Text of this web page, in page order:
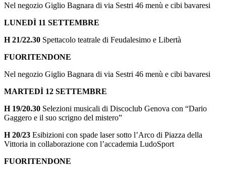
Nel negozio Giglio Bagnara di via Sestri 46 menù e cibi bavaresi
LUNEDÌ 11 SETTEMBRE
H 21/22.30 Spettacolo teatrale di Feudalesimo e Libertà
FUORITENDONE
Nel negozio Giglio Bagnara di via Sestri 46 menù e cibi bavaresi
MARTEDÌ 12 SETTEMBRE
H 19/20.30 Selezioni musicali di Discoclub Genova con “Dario
Gaggero e il suo scrigno del mistero”
H 20/23 Esibizioni con spade laser sotto l’Arco di Piazza della
Vittoria in collaborazione con l’accademia LudoSport
FUORITENDONE